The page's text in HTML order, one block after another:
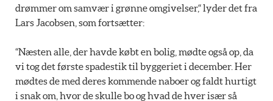
drømmer om samvær i grønne omgivelser,“ lyder det fra
Lars Jacobsen, som fortsætter:
“Næsten alle, der havde købt en bolig, mødte også op, da
vi tog det første spadestik til byggeriet i december. Her
mødtes de med deres kommende naboer og faldt hurtigt
i snak om, hvor de skulle bo og hvad de hver især så